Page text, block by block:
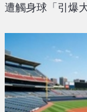
遭觸身球「引爆